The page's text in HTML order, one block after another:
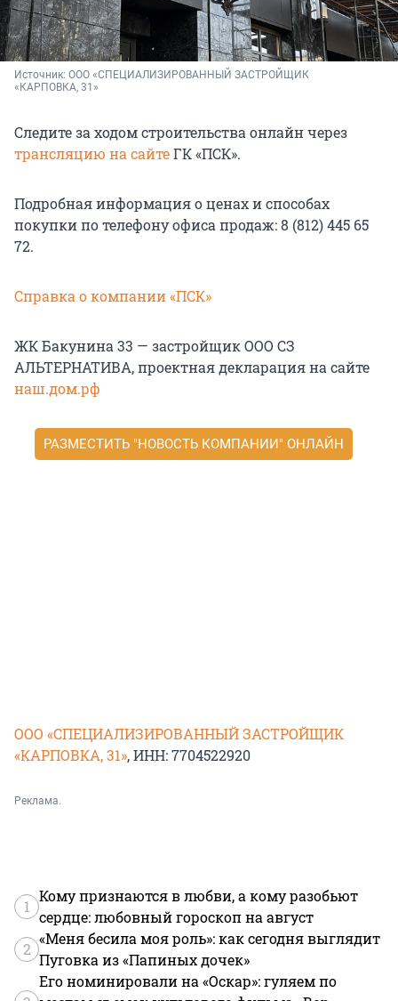
Источник: ООО «СПЕЦИАЛИЗИРОВАННЫЙ ЗАСТРОЙЩИК
«КАРПОВКА, 31»
Следите за ходом строительства онлайн через
трансляцию на сайтеГК «ПСК».
Подробная информация о ценах и способах
покупки по телефону офиса продаж: 8 (812) 445 65
72.
Справка о компании «ПСК»
ЖК Бакунина 33 — застройщик ООО СЗ
АЛЬТЕРНАТИВА, проектная декларация на сайте
наш.дом.рф
РАЗМЕСТИТЬ "НОВОСТЬ КОМПАНИИ" ОНЛАЙН
ООО «СПЕЦИАЛИЗИРОВАННЫЙ ЗАСТРОЙЩИК
«КАРПОВКА, 31», ИНН: 7704522920
Реклама.
1
Кому признаются в любви, а кому разобьют
сердце: любовный гороскоп на август
2
«Меня бесила моя роль»: как сегодня выглядит
Пуговка из «Папиных дочек»
Его номинировали на «Оскар»: гуляем по